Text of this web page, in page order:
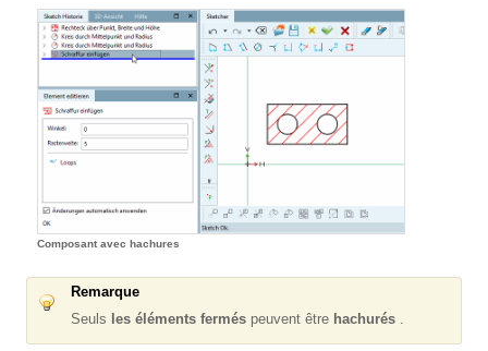
Composant avec hachures
Remarque
Seuls les éléments fermés peuvent être hachurés .